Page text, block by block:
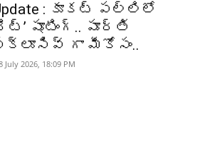
Update : కూకట్ పల్లిలో
షూటింగ్.. పూర్తి
గా మీకోసం..
July 2026, 18:09 PM